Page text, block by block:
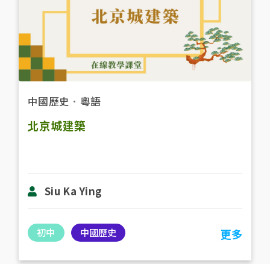
中國歷史 ． 粵語
北京城建築
Siu Ka Ying
初中 中國歷史 更多